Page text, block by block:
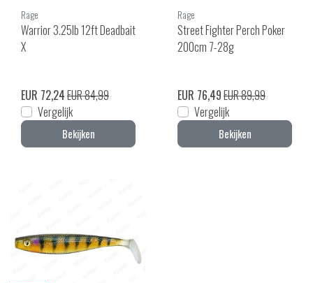
Rage
Warrior 3.25lb 12ft Deadbait
X
EUR 72,24EUR 84,99
Vergelijk
Bekijken
Rage
Street Fighter Perch Poker
200cm 7-28g
EUR 76,49EUR 89,99
Vergelijk
Bekijken